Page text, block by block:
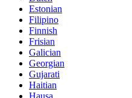
Estonian
Filipino
Finnish
Frisian
Galician
Georgian
Gujarati
Haitian
Hausa